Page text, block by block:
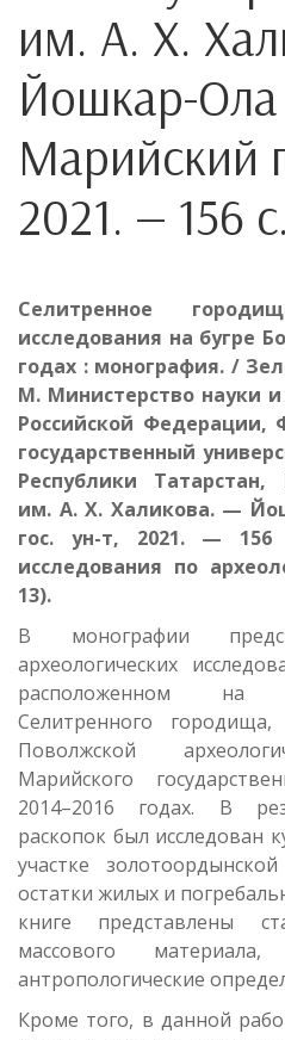
им. А. Х.
Йошкар-Ола
Марийский
2021. — 156 с.
Селитренное
исследования на бугре
годах : монография. /
М. Министерство науки
Российской
государственный
Республики Татарстан,
им. А. Х. Халикова. —
гос. ун-т, 2021. —
исследования по
13).
В монографии
археологических
расположенном на
Селитренного
Поволжской
Марийского
2014–2016 годах. В
раскопок был исследован
участке
остатки жилых и
книге представлены
массового
антропологические
Кроме того, в данной